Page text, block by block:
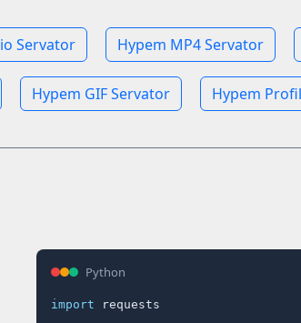
Servator Hypem MP4 Servator
Hypem GIF Servator Hypem
Python
import requests